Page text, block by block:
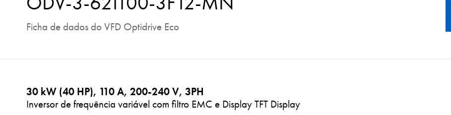
Ficha de dados do VFD Optidrive Eco
30 kW (40 HP), 110 A, 200-240 V, 3PH
Inversor de frequência variável com filtro EMC e Display TFT Display